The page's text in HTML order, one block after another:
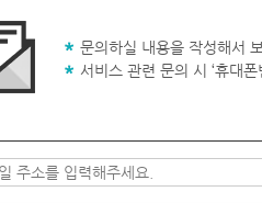
문의하실 내용을 작성해서
서비스 관련 문의 시 ‘휴대